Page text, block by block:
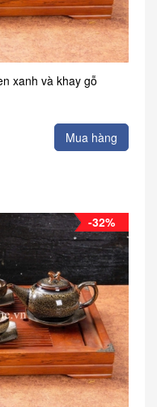
xanh và khay gỗ
Mua hàng
-32%